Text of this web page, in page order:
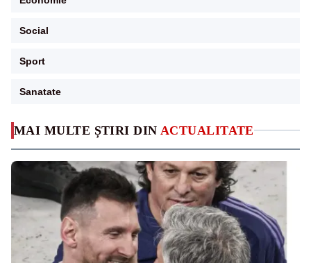
MAI MULTE ȘTIRI DIN ACTUALITATE
Social
Sport
Sanatate